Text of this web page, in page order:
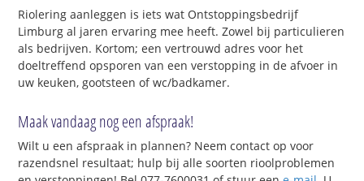
Riolering aanleggen is iets wat Ontstoppingsbedrijf
Limburg al jaren ervaring mee heeft. Zowel bij particulieren
als bedrijven. Kortom; een vertrouwd adres voor het
doeltreffend opsporen van een verstopping in de afvoer in
uw keuken, gootsteen of wc/badkamer.
Maak vandaag nog een afspraak!
Wilt u een afspraak in plannen? Neem contact op voor
razendsnel resultaat; hulp bij alle soorten rioolproblemen